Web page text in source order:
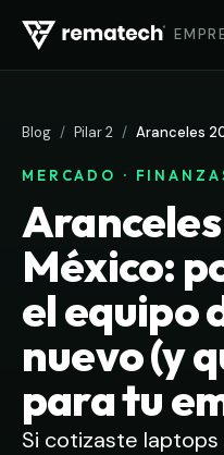
Blog / Pilar 2 / Aranceles
MERCADO ·
México:
el equipo
nuevo (y
para tu
Si cotizaste